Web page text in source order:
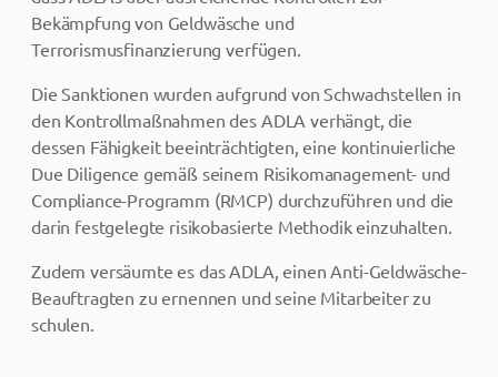
Bekämpfung von Geldwäsche und
Terrorismusfinanzierung verfügen.
Die Sanktionen wurden aufgrund von Schwachstellen in
den Kontrollmaßnahmen des ADLA verhängt, die
dessen Fähigkeit beeinträchtigten, eine kontinuierliche
Due Diligence gemäß seinem Risikomanagement- und
Compliance-Programm (RMCP) durchzuführen und die
darin festgelegte risikobasierte Methodik einzuhalten.
Zudem versäumte es das ADLA, einen Anti-Geldwäsche-
Beauftragten zu ernennen und seine Mitarbeiter zu
schulen.